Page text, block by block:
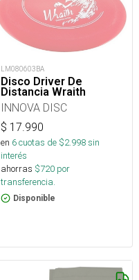
LM080603BA
Disco Driver De
Distancia Wraith
INNOVA DISC
$ 17.990
en 6cuotas de $2.998sin
interés
ahorras $720 por
transferencia.
Disponible